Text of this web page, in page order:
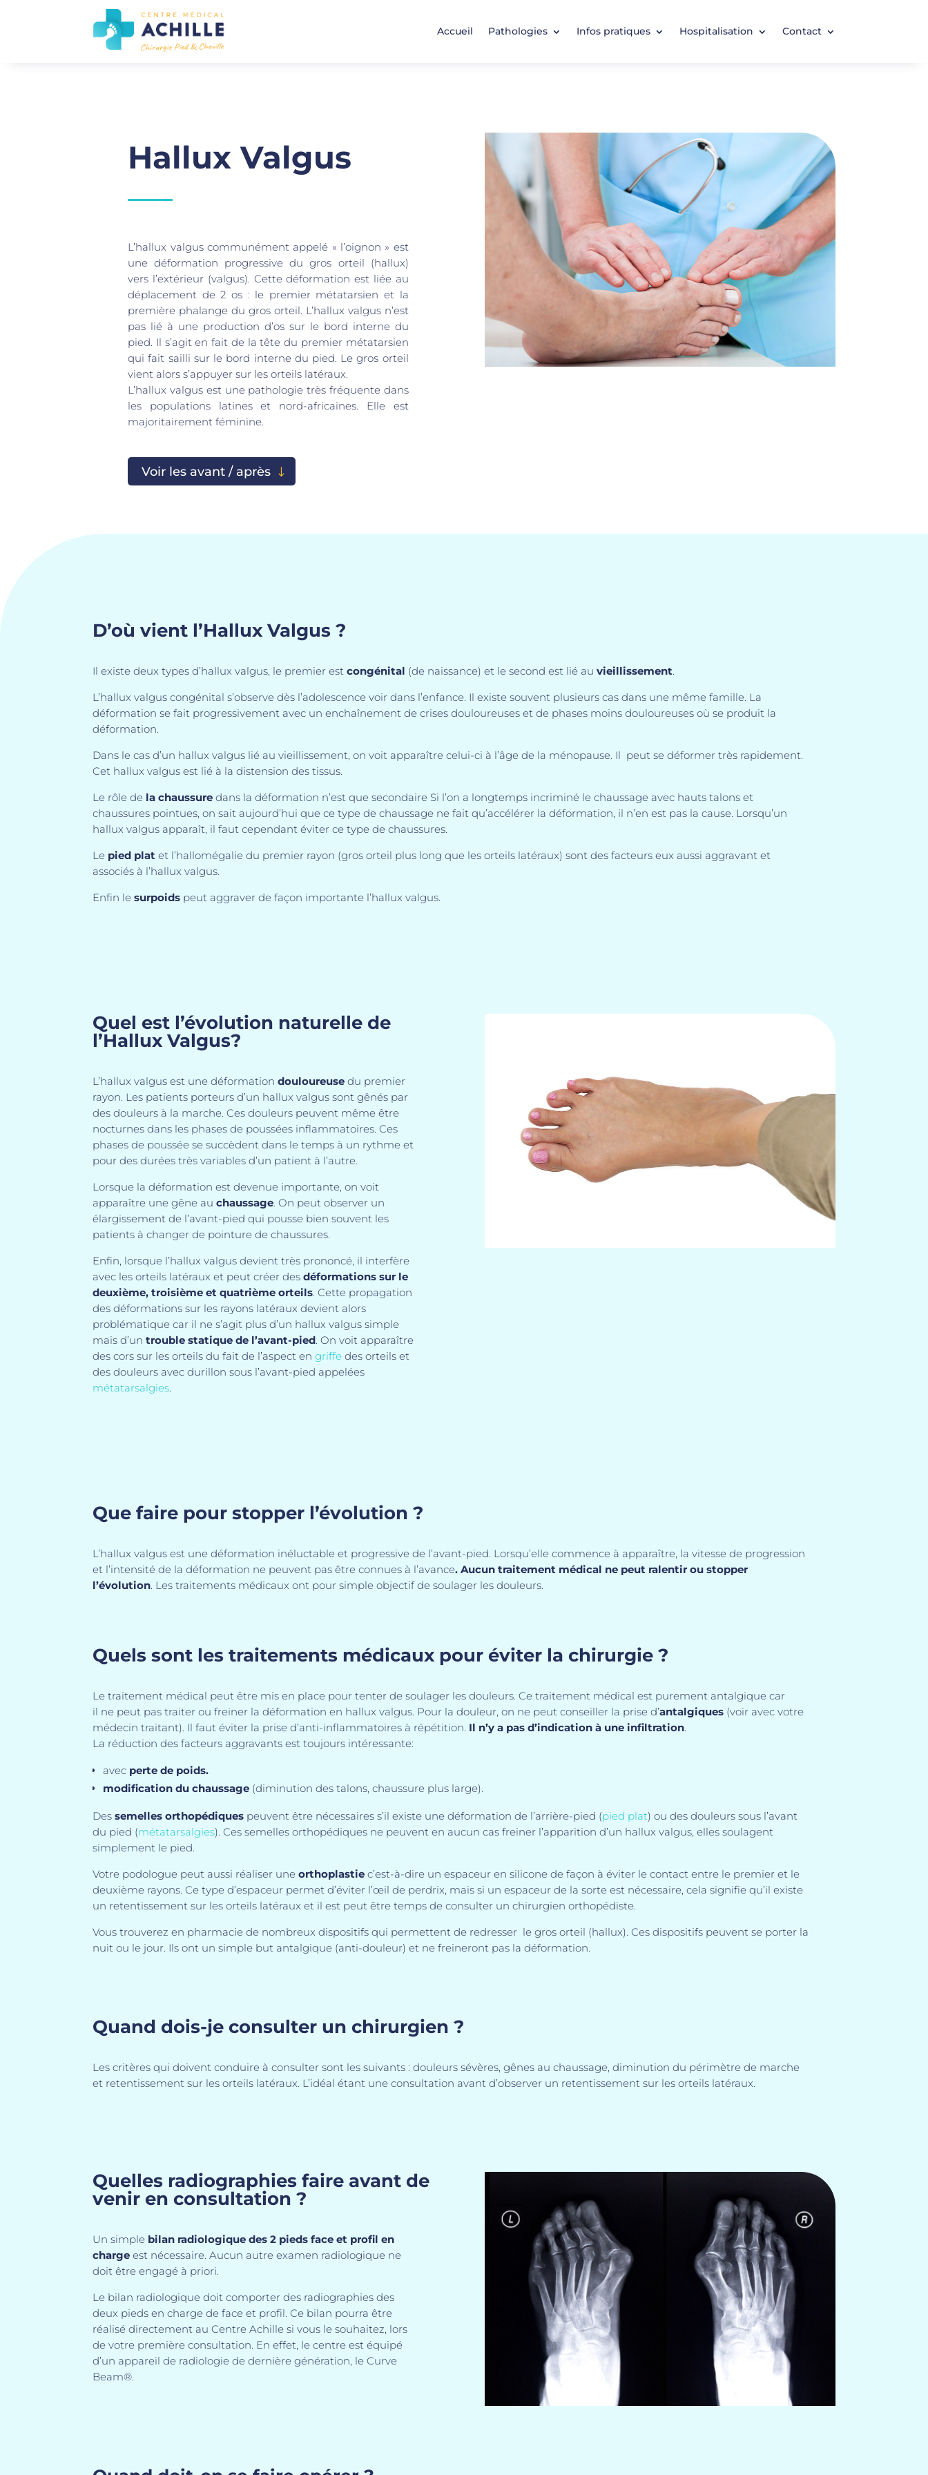
Accueil Pathologies Infos pratiques Hospitalisation Contact
Hallux Valgus
L’hallux valgus communément appelé « l’oignon » est
une déformation progressive du gros orteil (hallux)
vers l’extérieur (valgus). Cette déformation est liée au
déplacement de 2 os : le premier métatarsien et la
première phalange du gros orteil. L’hallux valgus n’est
pas lié à une production d’os sur le bord interne du
pied. Il s’agit en fait de la tête du premier métatarsien
qui fait sailli sur le bord interne du pied. Le gros orteil
vient alors s’appuyer sur les orteils latéraux.
L’hallux valgus est une pathologie très fréquente dans
les populations latines et nord-africaines. Elle est
majoritairement féminine.
Voir les avant / après
D’où vient l’Hallux Valgus ?
Il existe deux types d’hallux valgus, le premier estcongénital (de naissance) et le second est lié auvieillissement.
L’hallux valgus congénital s’observe dès l’adolescence voir dans l’enfance. Il existe souvent plusieurs cas dans une même famille. La
déformation se fait progressivement avec un enchaînement de crises douloureuses et de phases moins douloureuses où se produit la
déformation.
Dans le cas d’un hallux valgus lié au vieillissement, on voit apparaître celui-ci à l’âge de la ménopause. Il peut se déformer très rapidement.
Cet hallux valgus est lié à la distension des tissus.
Le rôle de la chaussure dans la déformation n’est que secondaire Si l’on a longtemps incriminé le chaussage avec hauts talons et
chaussures pointues, on sait aujourd’hui que ce type de chaussage ne fait qu’accélérer la déformation, il n’en est pas la cause. Lorsqu’un
hallux valgus apparaît, il faut cependant éviter ce type de chaussures.
Le pied plat et l’hallomégalie du premier rayon (gros orteil plus long que les orteils latéraux) sont des facteurs eux aussi aggravant et
associés à l’hallux valgus.
Enfin lesurpoids peut aggraver de façon importante l’hallux valgus.
Quel est l’évolution naturelle de
l’Hallux Valgus?
L’hallux valgus est une déformationdouloureuse du premier
rayon. Les patients porteurs d’un hallux valgus sont gênés par
des douleurs à la marche. Ces douleurs peuvent même être
nocturnes dans les phases de poussées inflammatoires. Ces
phases de poussée se succèdent dans le temps à un rythme et
pour des durées très variables d’un patient à l’autre.
Lorsque la déformation est devenue importante, on voit
apparaître une gêne auchaussage . On peut observer un
élargissement de l’avant-pied qui pousse bien souvent les
patients à changer de pointure de chaussures.
Enfin, lorsque l’hallux valgus devient très prononcé, il interfère
avec les orteils latéraux et peut créer desdéformations sur le
deuxième, troisième et quatrième orteils . Cette propagation
des déformations sur les rayons latéraux devient alors
problématique car il ne s’agit plus d’un hallux valgus simple
mais d’untrouble statique de l’avant-pied . On voit apparaître
des cors sur les orteils du fait de l’aspect engriffe des orteils et
des douleurs avec durillon sous l’avant-pied appelées
métatarsalgies
Que faire pour stopper l’évolution ?
L’hallux valgus est une déformation inéluctable et progressive de l’avant-pied. Lorsqu’elle commence à apparaître, la vitesse de progression
et l’intensité de la déformation ne peuvent pas être connues à l’avance. Aucun traitement médical ne peut ralentir ou stopper
l’évolution . Les traitements médicaux ont pour simple objectif de soulager les douleurs.
Quels sont les traitements médicaux pour éviter la chirurgie ?
Le traitement médical peut être mis en place pour tenter de soulager les douleurs. Ce traitement médical est purement antalgique car
il ne peut pas traiter ou freiner la déformation en hallux valgus. Pour la douleur, on ne peut conseiller la prise d’antalgiques (voir avec votre
médecin traitant). Il faut éviter la prise d’anti-inflammatoires à répétition. Il n’y a pas d’indication à une infiltration.
La réduction des facteurs aggravants est toujours intéressante:
avec perte de poids.
modification du chaussage (diminution des talons, chaussure plus large).
Dessemelles orthopédiques peuvent être nécessaires s’il existe une déformation de l’arrière-pied (pied plat) ou des douleurs sous l’avant
du pied (métatarsalgies). Ces semelles orthopédiques ne peuvent en aucun cas freiner l’apparition d’un hallux valgus, elles soulagent
simplement le pied.
Votre podologue peut aussi réaliser uneorthoplastie c’est-à-dire un espaceur en silicone de façon à éviter le contact entre le premier et le
deuxième rayons. Ce type d’espaceur permet d’éviter l’œil de perdrix, mais si un espaceur de la sorte est nécessaire, cela signifie qu’il existe
un retentissement sur les orteils latéraux et il est peut être temps de consulter un chirurgien orthopédiste.
Vous trouverez en pharmacie de nombreux dispositifs qui permettent de redresser le gros orteil (hallux). Ces dispositifs peuvent se porter la
nuit ou le jour. Ils ont un simple but antalgique (anti-douleur) et ne freineront pas la déformation.
Quand dois-je consulter un chirurgien ?
Les critères qui doivent conduire à consulter sont les suivants : douleurs sévères, gênes au chaussage, diminution du périmètre de marche
et retentissement sur les orteils latéraux. L’idéal étant une consultation avant d’observer un retentissement sur les orteils latéraux.
Quelles radiographies faire avant de
venir en consultation ?
Un simple bilan radiologique des 2 pieds face et profil en
chargeest nécessaire. Aucun autre examen radiologique ne
doit être engagé à priori.
Le bilan radiologique doit comporter des radiographies des
deux pieds en charge de face et profil. Ce bilan pourra être
réalisé directement au Centre Achille si vous le souhaitez, lors
de votre première consultation. En effet, le centre est équipé
d’un appareil de radiologie de dernière génération, le Curve
Beam®.